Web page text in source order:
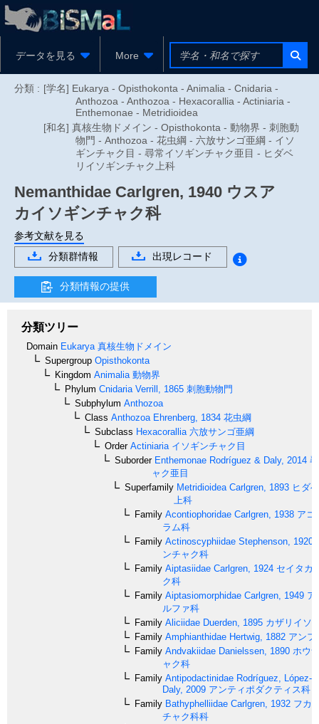
データを見る More
分類 : [学名] Eukarya - Opisthokonta - Animalia - Cnidaria -
Anthozoa - Anthozoa - Hexacorallia - Actiniaria -
Enthemonae - Metridioidea
[和名] 真核生物ドメイン - Opisthokonta - 動物界 - 刺胞動
物門 - Anthozoa - 花虫綱 - 六放サンゴ亜綱 - イソ
ギンチャク目 - 尋常イソギンチャク亜目 - ヒダベ
リイソギンチャク上科
Nemanthidae Carlgren, 1940 ウスア
カイソギンチャク科
参考文献を見る
分類群情報
出現レコード
分類情報の提供
分類ツリー
Domain Eukarya 真核生物ドメイン
Supergroup Opisthokonta
Kingdom Animalia 動物界
Phylum Cnidaria Verrill, 1865 刺胞動物門
Subphylum Anthozoa
Class Anthozoa Ehrenberg, 1834 花虫綱
Subclass Hexacorallia 六放サンゴ亜綱
OrderActiniaria イソギンチャク目
SuborderEnthemonae Rodríguez & Daly, 2014
ャク亜目
Superfamily Metridioidea Carlgren, 1893 ヒダ
上科
Family Acontiophoridae Carlgren, 1938 アコ
ラム科
Family Actinoscyphiidae Stephenson, 1920
ンチャク科
Family Aiptasiidae Carlgren, 1924 セイタカ
ク科
Family Aiptasiomorphidae Carlgren, 1949 ア
ルファ科
Family Aliciidae Duerden, 1895 カザリイソ
Family Amphianthidae Hertwig, 1882 アンフ
Family Andvakiidae Danielssen, 1890 ホウ
ャク科
Family Antipodactinidae Rodríguez, López-
Daly, 2009 アンティポダクティス科
Family Bathyphelliidae Carlgren, 1932 フカ
チャク科科